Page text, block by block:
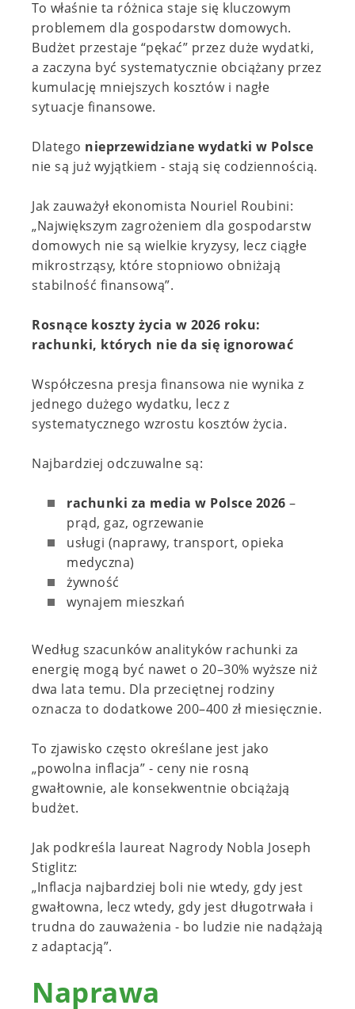
To właśnie ta różnica staje się kluczowym
problemem dla gospodarstw domowych.
Budżet przestaje “pękać” przez duże wydatki,
a zaczyna być systematycznie obciążany przez
kumulację mniejszych kosztów i nagłe
sytuacje finansowe.
Dlatego nieprzewidziane wydatki w Polsce
nie są już wyjątkiem - stają się codziennością.
Jak zauważył ekonomista Nouriel Roubini:
„Największym zagrożeniem dla gospodarstw
domowych nie są wielkie kryzysy, lecz ciągłe
mikrostrząsy, które stopniowo obniżają
stabilność finansową”.
Rosnące koszty życia w 2026 roku:
rachunki, których nie da się ignorować
Współczesna presja finansowa nie wynika z
jednego dużego wydatku, lecz z
systematycznego wzrostu kosztów życia.
Najbardziej odczuwalne są:
rachunki za media w Polsce 2026 –
prąd, gaz, ogrzewanie
usługi (naprawy, transport, opieka
medyczna)
żywność
wynajem mieszkań
Według szacunków analityków rachunki za
energię mogą być nawet o 20–30% wyższe niż
dwa lata temu. Dla przeciętnej rodziny
oznacza to dodatkowe 200–400 zł miesięcznie.
To zjawisko często określane jest jako
„powolna inflacja” - ceny nie rosną
gwałtownie, ale konsekwentnie obciążają
budżet.
Jak podkreśla laureat Nagrody Nobla Joseph
Stiglitz:
„Inflacja najbardziej boli nie wtedy, gdy jest
gwałtowna, lecz wtedy, gdy jest długotrwała i
trudna do zauważenia - bo ludzie nie nadążają
z adaptacją”.
Naprawa